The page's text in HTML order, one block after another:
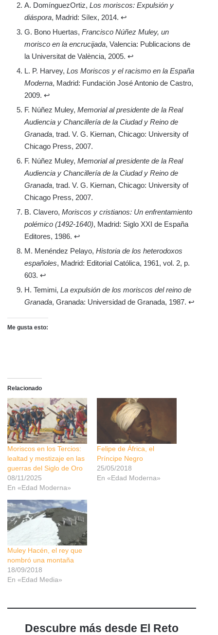
A. DomínguezOrtiz, Los moriscos: Expulsión y
diáspora, Madrid: Sílex, 2014. ↩
G. Bono Huertas, Francisco Núñez Muley, un
morisco en la encrucijada, Valencia: Publicacions de
la Universitat de València, 2005. ↩
L. P. Harvey, Los Moriscos y el racismo en la España
Moderna, Madrid: Fundación José Antonio de Castro,
2009. ↩
F. Núñez Muley, Memorial al presidente de la Real
Audiencia y Chancillería de la Ciudad y Reino de
Granada, trad. V. G. Kiernan, Chicago: University of
Chicago Press, 2007.
F. Núñez Muley, Memorial al presidente de la Real
Audiencia y Chancillería de la Ciudad y Reino de
Granada, trad. V. G. Kiernan, Chicago: University of
Chicago Press, 2007.
B. Clavero, Moriscos y cristianos: Un enfrentamiento
polémico (1492-1640), Madrid: Siglo XXI de España
Editores, 1986. ↩
M. Menéndez Pelayo, Historia de los heterodoxos
españoles, Madrid: Editorial Católica, 1961, vol. 2, p.
603. ↩
H. Temimi, La expulsión de los moriscos del reino de
Granada, Granada: Universidad de Granada, 1987. ↩
Me gusta esto:
Relacionado
Moriscos en los Tercios:
lealtad y mestizaje en las
guerras del Siglo de Oro
08/11/2025
En «Edad Moderna»
Felipe de África, el
Príncipe Negro
25/05/2018
En «Edad Moderna»
Muley Hacén, el rey que
nombró una montaña
18/09/2018
En «Edad Media»
Descubre más desde El Reto